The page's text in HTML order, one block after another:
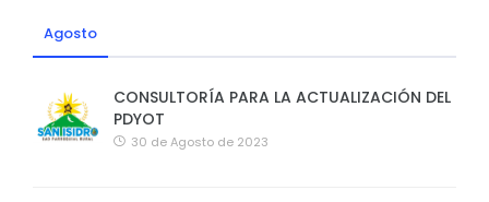
Agosto
CONSULTORÍA PARA LA ACTUALIZACIÓN DEL
PDYOT
30 de Agosto de 2023